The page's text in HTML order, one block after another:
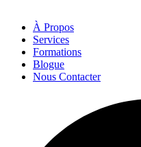
À Propos
Services
Formations
Blogue
Nous Contacter